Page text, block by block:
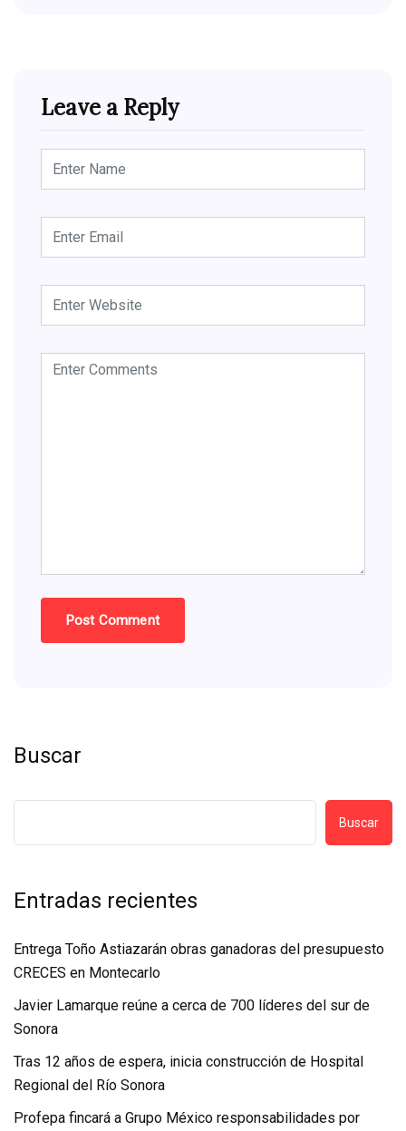
Leave a Reply
Buscar
Buscar
Entradas recientes
Entrega Toño Astiazarán obras ganadoras del presupuesto
CRECES en Montecarlo
Javier Lamarque reúne a cerca de 700 líderes del sur de
Sonora
Tras 12 años de espera, inicia construcción de Hospital
Regional del Río Sonora
Profepa fincará a Grupo México responsabilidades por